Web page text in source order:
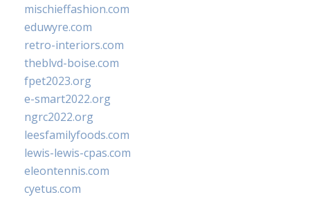
mischieffashion.com
eduwyre.com
retro-interiors.com
theblvd-boise.com
fpet2023.org
e-smart2022.org
ngrc2022.org
leesfamilyfoods.com
lewis-lewis-cpas.com
eleontennis.com
cyetus.com